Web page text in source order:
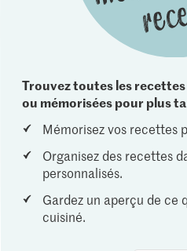
Trouvez toutes les
ou mémorisées pour plus
Mémorisez vos recettes
Organisez des recettes
personnalisés.
Gardez un aperçu de ce
cuisiné.